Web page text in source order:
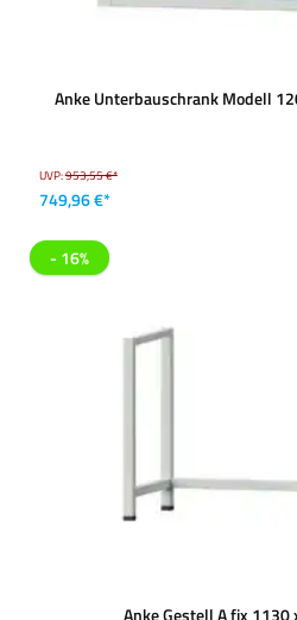
Anke Unterbauschrank Modell
UVP:953,55 €*
749,96 €*
- 16%